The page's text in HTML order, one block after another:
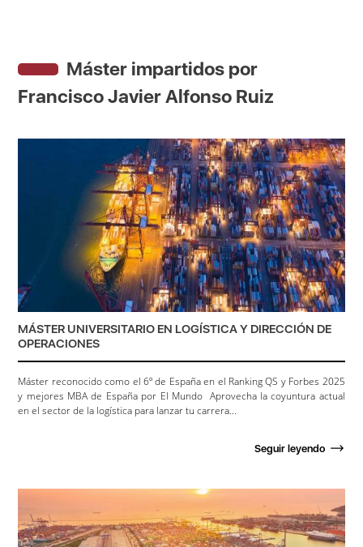
Máster impartidos por
Francisco Javier Alfonso Ruiz
MÁSTER UNIVERSITARIO EN LOGÍSTICA Y DIRECCIÓN DE
OPERACIONES
Máster reconocido como el 6º de España en el Ranking QS y Forbes 2025
y mejores MBA de España por El Mundo Aprovecha la coyuntura actual
en el sector de la logística para lanzar tu carrera...
Seguir leyendo